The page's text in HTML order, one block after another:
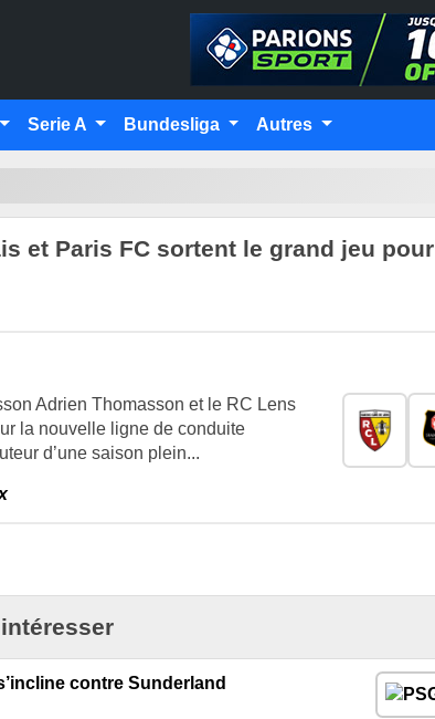
Serie A Bundesliga Autres
et Paris FC sortent le grand jeu pour
Adrien Thomasson et le RC Lens
la nouvelle ligne de conduite
d’une saison plein...
contre Sunderland